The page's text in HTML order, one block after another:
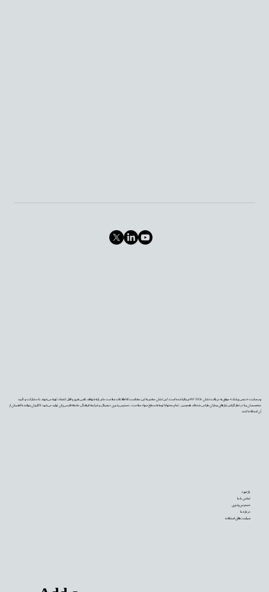
وب‌سایت «دیجی‌پزشک» موفق به دریافت نشان PIF TICK بریتانیا شده است. این نشان معتبر به این معناست که اطلاعات سلامت ما بر پایه شواهد علمی به‌روز و قابل اعتماد تهیه می‌شوند، با مشارکت و تأیید
متخصصان و با در نظر گرفتن نیازهای بیماران طراحی شده‌اند. همچنین، تمام محتوا با توجه به سطح سواد سلامت، دسترس‌پذیری دیجیتال و شرایط فرهنگی جامعه فارسی‌زبان تولید می‌شود تا کاربران بتوانند با اطمینان از
آن استفاده کنند.
بازخورد
تماس با ما
دسترس‌پذیری
درباره ما
سیاست‌های استفاده